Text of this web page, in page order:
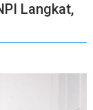
Langkat,